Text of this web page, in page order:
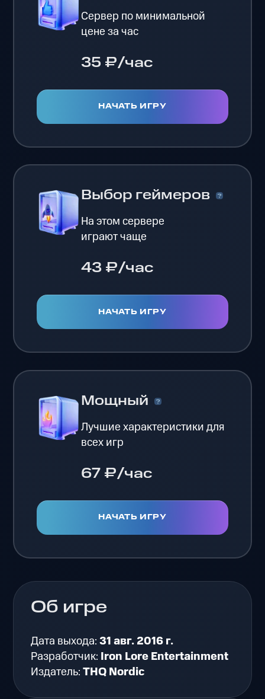
Сервер по минимальной
цене за час
35 ₽/час
НАЧАТЬ ИГРУ
Выбор геймеров
На этом сервере
играют чаще
43 ₽/час
НАЧАТЬ ИГРУ
Мощный
Лучшие характеристики для
всех игр
67 ₽/час
НАЧАТЬ ИГРУ
Об игре
Дата выхода:31 авг. 2016 г.
Разработчик: Iron Lore Entertainment
Издатель:THQ Nordic